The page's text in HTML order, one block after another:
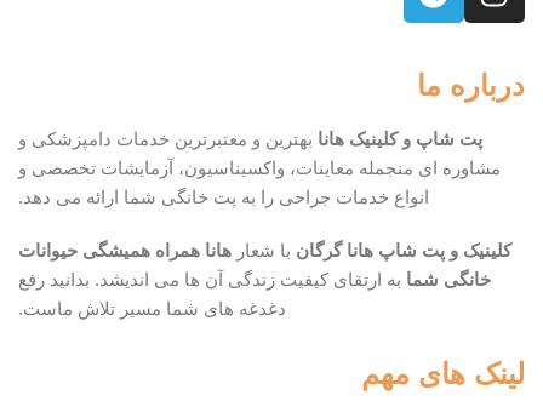
لینک های مهم
درباره ما
پت شاپ و کلینیک هانا بهترین و معتبرترین خدمات دامپزشکی و
مشاوره ای منجمله معاینات، واکسیناسیون، آزمایشات تخصصی و
انواع خدمات جراحی را به پت خانگی شما ارائه می دهد.
کلینیک و پت شاپ هانا گرگان با شعار هانا همراه همیشگی حیوانات
خانگی شما به ارتقای کیفیت زندگی آن ها می اندیشد. بدانید رفع
دغدغه های شما مسیر تلاش ماست.